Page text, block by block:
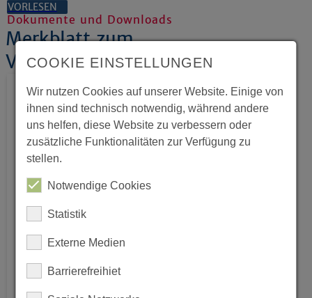
VORLESEN
Dokumente und Downloads
Merkblatt zum
Versicherungsschutz
COOKIE EINSTELLUNGEN
Wir nutzen Cookies auf unserer Website. Einige von
ihnen sind technisch notwendig, während andere
uns helfen, diese Website zu verbessern oder
zusätzliche Funktionalitäten zur Verfügung zu
stellen.
Notwendige Cookies
Statistik
Externe Medien
Barrierefreihiet